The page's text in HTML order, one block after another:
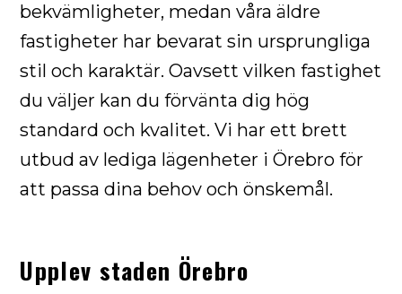
bekvämligheter, medan våra äldre
fastigheter har bevarat sin ursprungliga
stil och karaktär. Oavsett vilken fastighet
du väljer kan du förvänta dig hög
standard och kvalitet. Vi har ett brett
utbud av lediga lägenheter i Örebro för
att passa dina behov och önskemål.
Upplev staden Örebro